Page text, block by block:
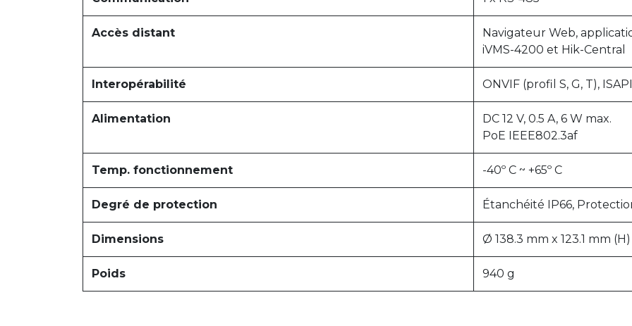
Accès distant
Navigateur Web,
iVMS-4200 et Hik-Central
Interopérabilité ONVIF (profil S, G, T),
Alimentation
DC 12 V, 0.5 A, 6 W max.
PoE IEEE802.3af
Temp. fonctionnement -40º C ~ +65º C
Degré de protection Étanchéité IP66,
Dimensions Ø 138.3 mm x 123.1 mm (H)
Poids 940 g